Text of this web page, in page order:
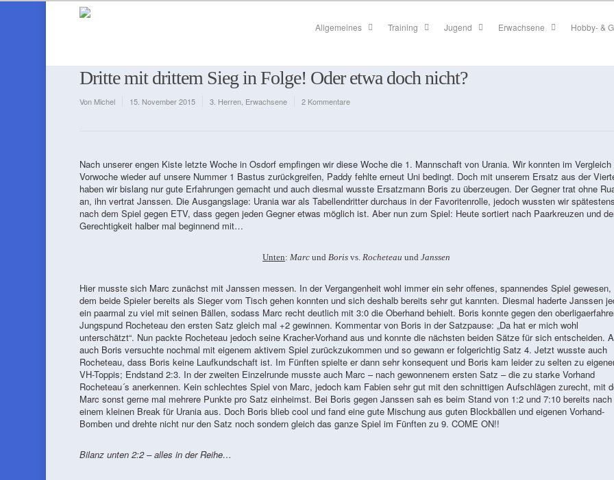
Allgemeines Training Jugend Erwachsene Hobby- &
Dritte mit drittem Sieg in Folge! Oder etwa doch nicht?
Von Michel 15. November 2015 3. Herren, Erwachsene 2 Kommentare
Nach unserer engen Kiste letzte Woche in Osdorf empfingen wir diese Woche die 1. Mannschaft von Urania. Wir konnten im Vergleich
Vorwoche wieder auf unsere Nummer 1 Bastus zurückgreifen, Paddy fehlte erneut Uni bedingt. Doch mit unserem Ersatz aus der
haben wir bislang nur gute Erfahrungen gemacht und auch diesmal wusste Ersatzmann Boris zu überzeugen. Der Gegner trat ohne
an, ihn vertrat Janssen. Die Ausgangslage: Urania war als Tabellendritter durchaus in der Favoritenrolle, jedoch wussten wir spätestens
nach dem Spiel gegen ETV, dass gegen jeden Gegner etwas möglich ist. Aber nun zum Spiel: Heute sortiert nach Paarkreuzen und
Gerechtigkeit halber mal beginnend mit…
Unten:Marc undBoris vs.Rocheteau undJanssen
Hier musste sich Marc zunächst mit Janssen messen. In der Vergangenheit wohl immer ein sehr offenes, spannendes Spiel gewesen,
dem beide Spieler bereits als Sieger vom Tisch gehen konnten und sich deshalb bereits sehr gut kannten. Diesmal haderte Janssen
ein paarmal zu viel mit seinen Bällen, sodass Marc recht deutlich mit 3:0 die Oberhand behielt. Boris konnte gegen den
Jungspund Rocheteau den ersten Satz gleich mal +2 gewinnen. Kommentar von Boris in der Satzpause: „Da hat er mich wohl
unterschätzt“. Nun packte Rocheteau jedoch seine Kracher-Vorhand aus und konnte die nächsten beiden Sätze für sich entscheiden.
auch Boris versuchte nochmal mit eigenem aktivem Spiel zurückzukommen und so gewann er folgerichtig Satz 4. Jetzt wusste auch
Rocheteau, dass Boris keine Laufkundschaft ist. Im Fünften spielte er dann sehr konsequent und Boris kam leider zu selten zu
VH-Toppis; Endstand 2:3. In der zweiten Einzelrunde musste auch Marc – nach gewonnenem ersten Satz – die zu starke Vorhand
Rocheteau´s anerkennen. Kein schlechtes Spiel von Marc, jedoch kam Fabien sehr gut mit den schnittigen Aufschlägen zurecht, mit
Marc sonst gerne mal mehrere Punkte pro Satz einheimst. Bei Boris gegen Janssen sah es beim Stand von 1:2 und 7:10 bereits nach
einem kleinen Break für Urania aus. Doch Boris blieb cool und fand eine gute Mischung aus guten Blockbällen und eigenen Vorhand-
Bomben und drehte nicht nur den Satz noch sondern gleich das ganze Spiel im Fünften zu 9. COME ON!!
Bilanz unten 2:2 – alles in der Reihe…